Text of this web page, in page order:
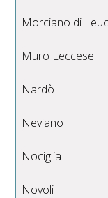
Morciano di
Muro Leccese
Nardò
Neviano
Nociglia
Novoli